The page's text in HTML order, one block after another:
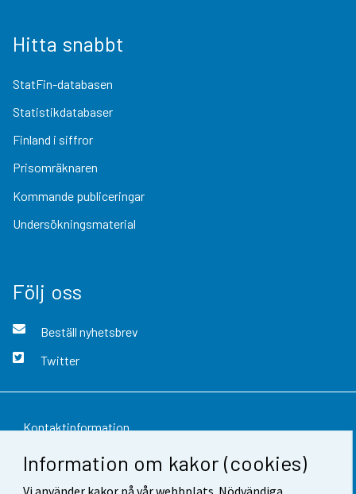
Information om kakor (cookies)
Vi använder kakor på vår webbplats. Nödvändiga
Hitta snabbt
StatFin-databasen
Statistikdatabaser
Finland i siffror
Prisomräknaren
Kommande publiceringar
Undersökningsmaterial
Följ oss
Beställ nyhetsbrev
Twitter
Kontaktinformation
Respons
Användarvillkor